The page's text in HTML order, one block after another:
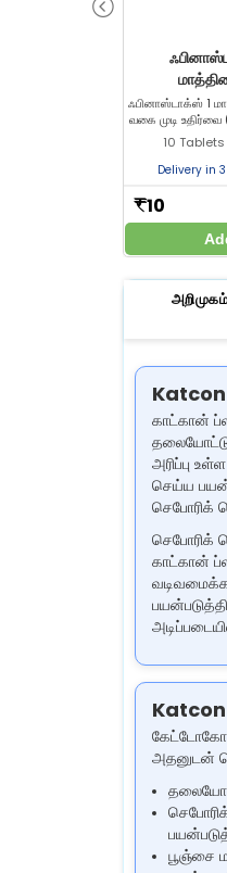
ஃபினாஸ்டாக்ஸ் 1
வகை முடி
baldness)
ஃபினாஸ்டரைடு
முடி உதிர்வு
1
10 Tablets
Delivery in
₹10
காட்கான்
அரிப்பு
செய்ய
செபோரிக்
செபோரிக்
காட்கான்
அதனுடன்
பூஞ்சை